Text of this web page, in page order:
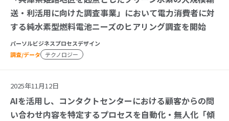
送・利活用に向けた調査事業」において電力消費者に対
する純水素型燃料電池ニーズのヒアリング調査を開始
パーソルビジネスプロセスデザイン
調査/データ
テクノロジー
2025年11月12日
AIを活用し、コンタクトセンターにおける顧客からの問
い合わせ内容を特定するプロセスを自動化・無人化「傾